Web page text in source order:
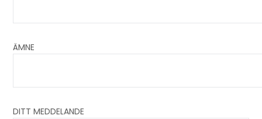
ÄMNE
DITT MEDDELANDE